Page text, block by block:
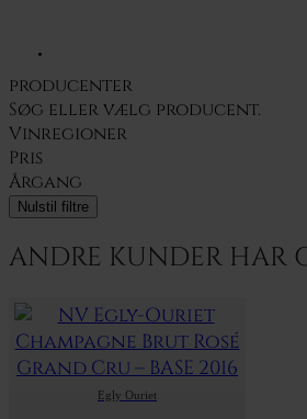
producenter
Søg eller vælg producent.
Vinregioner
Pris
Årgang
Nulstil filtre
ANDRE KUNDER HAR
Egly Ouriet